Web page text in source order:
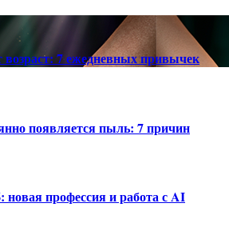
7 ежедневных привычек
появляется пыль: 7 причин
новая профессия и работа с AI